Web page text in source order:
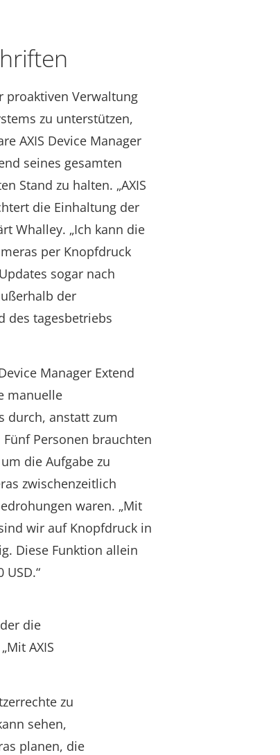
proaktiven Verwaltung
zu unterstützen,
AXIS Device Manager
seines gesamten
Stand zu halten. „AXIS
die Einhaltung der
Whalley. „Ich kann die
per Knopfdruck
sogar nach
der
des tagesbetriebs
Manager Extend
manuelle
durch, anstatt zum
Personen brauchten
die Aufgabe zu
zwischenzeitlich
waren. „Mit
wir auf Knopfdruck in
Diese Funktion allein
die
AXIS
zu
sehen,
planen, die